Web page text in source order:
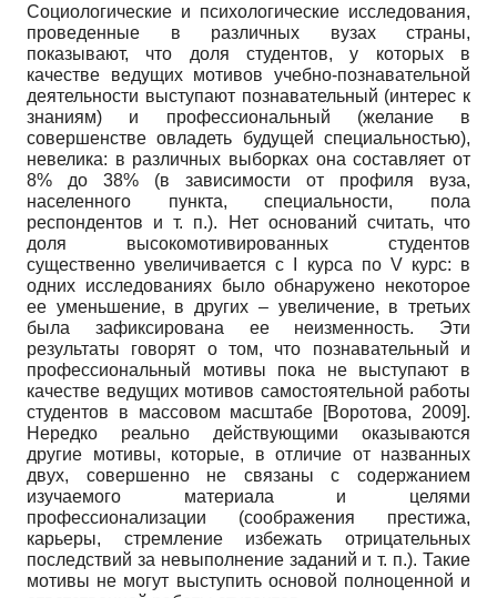
Социологические и психологические исследования,
проведенные в различных вузах страны,
показывают, что доля студентов, у которых в
качестве ведущих мотивов учебно-познавательной
деятельности выступают познавательный (интерес к
знаниям) и профессиональный­ (желание в
совершенстве овладеть будущей специальностью),
невелика: в различных выборках она составляет от
8% до 38% (в зависимости от профиля вуза,
населенного пункта, специальности, пола
респондентов и т. п.). Нет оснований считать, что
доля высокомотивированных студентов
существенно увеличивается с I курса по V курс: в
одних исследованиях было обнаружено некоторое
ее уменьшение, в других – увеличение, в третьих
была зафиксирована ее неизменность. Эти
результаты говорят о том, что познавательный и
профессиональный мотивы пока не выступают в
качестве ведущих мотивов самостоятельной работы
студентов в массовом масштабе
[Воротова, 2009].
Нередко реально действующими оказываются
другие мотивы, которые, в отличие от названных
двух, совершенно не связаны с содержанием
изучаемого материала и целями
профессионализации (соображения престижа,
карьеры, стремление избежать отрицательных
последствий за невыполнение заданий и т. п.). Такие
мотивы не могут выступить основой полноценной и